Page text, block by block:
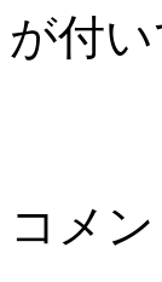
が付
コメン